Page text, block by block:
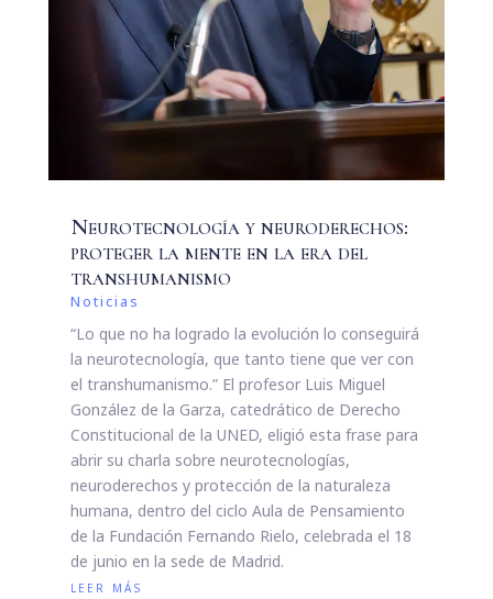
Neurotecnología y neuroderechos:
proteger la mente en la era del
transhumanismo
Noticias
“Lo que no ha logrado la evolución lo conseguirá
la neurotecnología, que tanto tiene que ver con
el transhumanismo.” El profesor Luis Miguel
González de la Garza, catedrático de Derecho
Constitucional de la UNED, eligió esta frase para
abrir su charla sobre neurotecnologías,
neuroderechos y protección de la naturaleza
humana, dentro del ciclo Aula de Pensamiento
de la Fundación Fernando Rielo, celebrada el 18
de junio en la sede de Madrid.
leer más